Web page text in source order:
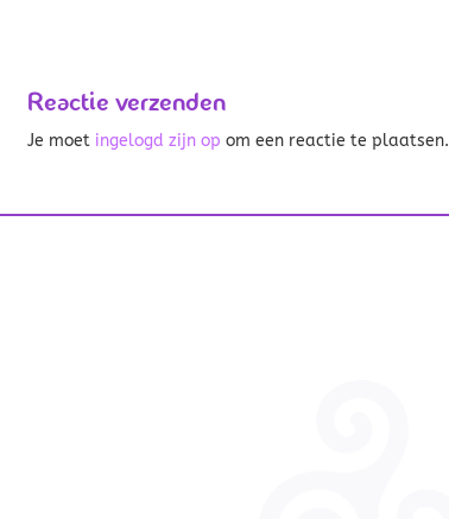
Reactie verzenden
Je moet ingelogd zijn op om een reactie te plaatsen.